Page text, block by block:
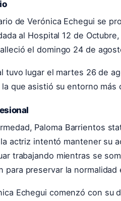
de Verónica Echegui se
al Hospital 12 de
el domingo 24 de
tuvo lugar el martes 26 de
que asistió su entorno más
Paloma Barrientos
actriz intentó mantener su
trabajando mientras se
para preservar la normalidad
Echegui comenzó con su